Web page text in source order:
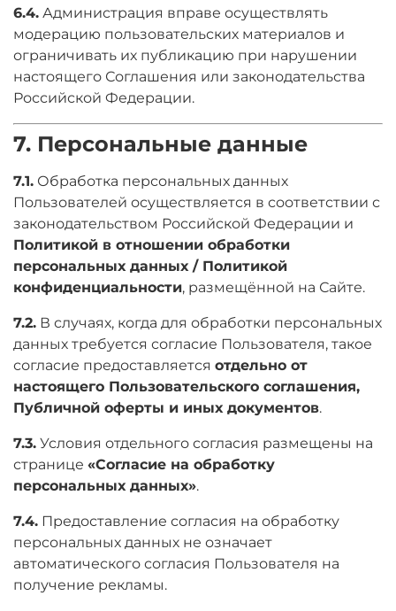
6.4. Администрация вправе осуществлять
модерацию пользовательских материалов и
ограничивать их публикацию при нарушении
настоящего Соглашения или законодательства
Российской Федерации.
7. Персональные данные
7.1. Обработка персональных данных
Пользователей осуществляется в соответствии с
законодательством Российской Федерации и
Политикой в отношении обработки
персональных данных / Политикой
конфиденциальности, размещённой на Сайте.
7.2. В случаях, когда для обработки персональных
данных требуется согласие Пользователя, такое
согласие предоставляется отдельно от
настоящего Пользовательского соглашения,
Публичной оферты и иных документов.
7.3. Условия отдельного согласия размещены на
странице «Согласие на обработку
персональных данных».
7.4. Предоставление согласия на обработку
персональных данных не означает
автоматического согласия Пользователя на
получение рекламы.